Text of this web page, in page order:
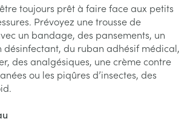
toujours prêt à faire face aux petits
Prévoyez une trousse de
un bandage, des pansements, un
désinfectant, du ruban adhésif médical,
des analgésiques, une crème contre
ou les piqûres d’insectes, des